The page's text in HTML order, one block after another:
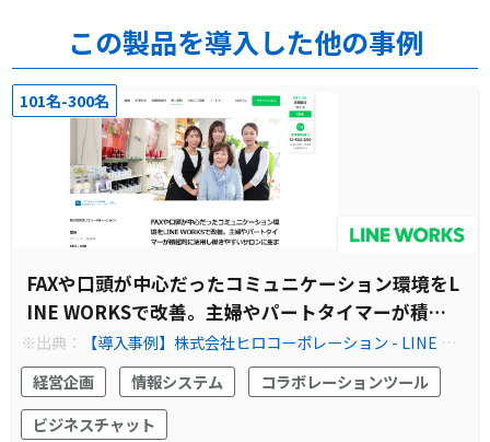
この製品を導入した他の事例
101名-300名
FAXや口頭が中心だったコミュニケーション環境をL
INE WORKSで改善。主婦やパートタイマーが積極
的に活用し働きやすいサロンに生まれ変わりまし
た。
※出典：
【導入事例】株式会社ヒロコーポレーション - LINE WO
RKS
経営企画 情報システム
コラボレーションツール
ビジネスチャット